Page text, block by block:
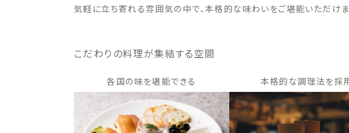
気軽に立ち寄れる雰囲気の中で、本格的な味わいをご堪能いただけま
こだわりの料理が集結する空間
各国の味を堪能できる 本格的な調理法を採